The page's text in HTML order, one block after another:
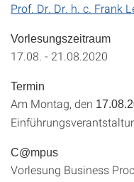
Prof. Dr. Dr. h. c. Frank
Vorlesungszeitraum
17.08. - 21.08.2020
Termin
Am Montag, den
C@mpus
Vorlesung Business